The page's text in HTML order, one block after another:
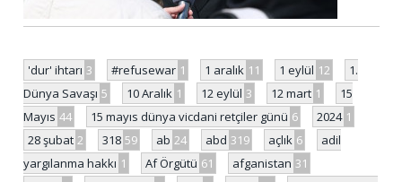
'dur' ihtarı 3 #refusewar 1 1 aralık 11 1 eylül 12
1.
Dünya Savaşı 5 10 Aralık 1 12 eylül 3 12 mart 1
15
Mayıs 44 15 mayıs dünya vicdani retçiler günü 6 2024 1
28 şubat 2 318 59 ab 24 abd 319 açlık 6
adil
yargılanma hakkı 1 Af Örgütü 61 afganistan 31